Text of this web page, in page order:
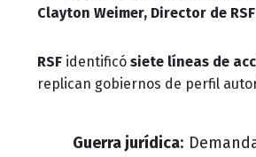
Clayton Weimer, Director de RSF
RSF identificó siete líneas de
replican gobiernos de perfil
Guerra jurídica: